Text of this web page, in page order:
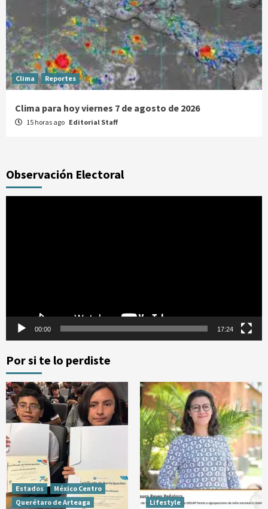
Clima Reportes
Clima para hoy viernes 7 de agosto de 2026
15 horas ago Editorial Staff
Observación Electoral
00:00 17:24
Por si te lo perdiste
Estados
México Centro
Querétaro de Arteaga
Lifestyle